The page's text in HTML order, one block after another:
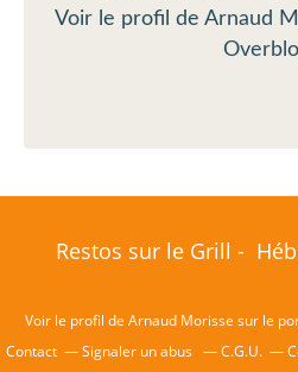
Voir le profil de Arnaud
Restos sur le Grill -
Voir le profil de Arnaud Morisse sur le
Contact
Signaler un abus C.G.U.